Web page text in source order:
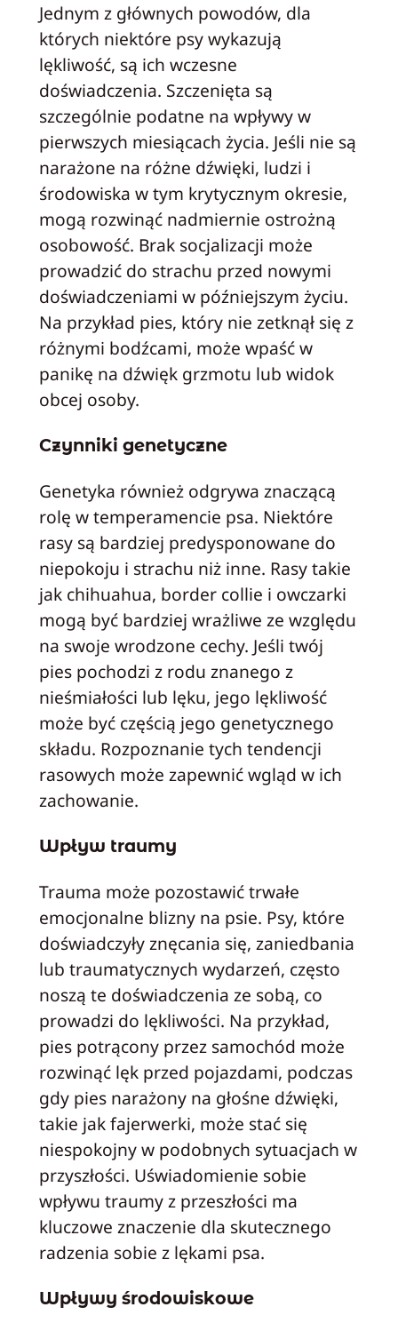
Jednym z głównych powodów, dla
których niektóre psy wykazują
lękliwość, są ich wczesne
doświadczenia. Szczenięta są
szczególnie podatne na wpływy w
pierwszych miesiącach życia. Jeśli nie są
narażone na różne dźwięki, ludzi i
środowiska w tym krytycznym okresie,
mogą rozwinąć nadmiernie ostrożną
osobowość. Brak socjalizacji może
prowadzić do strachu przed nowymi
doświadczeniami w późniejszym życiu.
Na przykład pies, który nie zetknął się z
różnymi bodźcami, może wpaść w
panikę na dźwięk grzmotu lub widok
obcej osoby.
Czynniki genetyczne
Genetyka również odgrywa znaczącą
rolę w temperamencie psa. Niektóre
rasy są bardziej predysponowane do
niepokoju i strachu niż inne. Rasy takie
jak chihuahua, border collie i owczarki
mogą być bardziej wrażliwe ze względu
na swoje wrodzone cechy. Jeśli twój
pies pochodzi z rodu znanego z
nieśmiałości lub lęku, jego lękliwość
może być częścią jego genetycznego
składu. Rozpoznanie tych tendencji
rasowych może zapewnić wgląd w ich
zachowanie.
Wpływ traumy
Trauma może pozostawić trwałe
emocjonalne blizny na psie. Psy, które
doświadczyły znęcania się, zaniedbania
lub traumatycznych wydarzeń, często
noszą te doświadczenia ze sobą, co
prowadzi do lękliwości. Na przykład,
pies potrącony przez samochód może
rozwinąć lęk przed pojazdami, podczas
gdy pies narażony na głośne dźwięki,
takie jak fajerwerki, może stać się
niespokojny w podobnych sytuacjach w
przyszłości. Uświadomienie sobie
wpływu traumy z przeszłości ma
kluczowe znaczenie dla skutecznego
radzenia sobie z lękami psa.
Wpływy środowiskowe